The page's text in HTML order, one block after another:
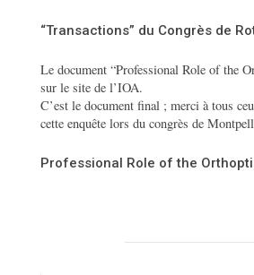
“Transactions” du Congrès de
Le document “Professional Role of the
sur le site de l’IOA.
C’est le document final ; merci à tous
cette enquête lors du congrès de
Professional Role of the